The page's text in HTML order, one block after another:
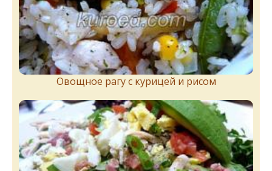
Овощное рагу с курицей и рисом